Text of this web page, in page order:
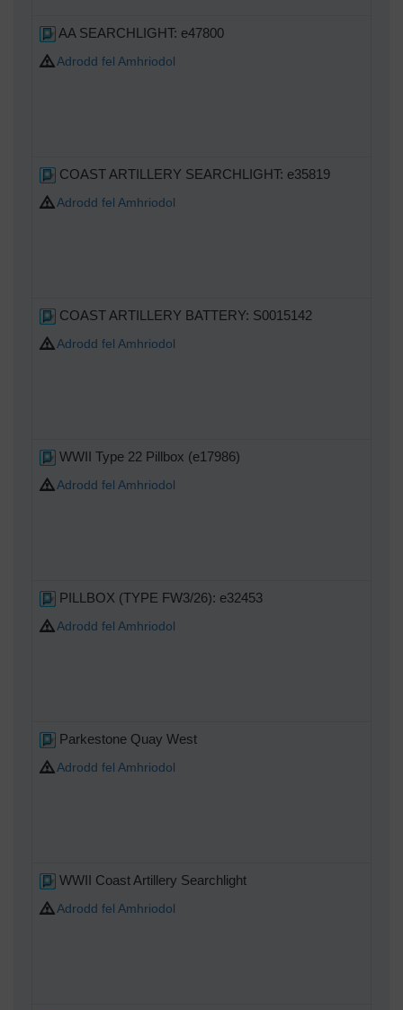
AA SEARCHLIGHT: e47800
Adrodd fel Amhriodol
COAST ARTILLERY SEARCHLIGHT: e35819
Adrodd fel Amhriodol
COAST ARTILLERY BATTERY: S0015142
Adrodd fel Amhriodol
WWII Type 22 Pillbox (e17986)
Adrodd fel Amhriodol
PILLBOX (TYPE FW3/26): e32453
Adrodd fel Amhriodol
Parkestone Quay West
Adrodd fel Amhriodol
WWII Coast Artillery Searchlight
Adrodd fel Amhriodol